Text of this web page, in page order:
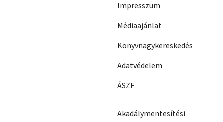
Impresszum
Médiaajánlat
Könyvnagykereskedés
Adatvédelem
ÁSZF
Akadálymentesítési